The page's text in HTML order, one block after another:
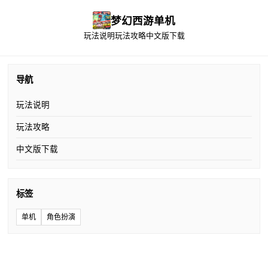
梦幻西游单机
玩法说明玩法攻略中文版下载
导航
玩法说明
玩法攻略
中文版下载
标签
单机 角色扮演